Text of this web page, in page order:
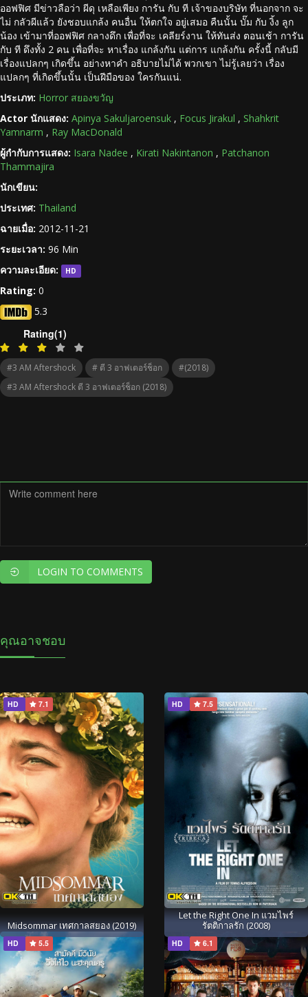
ออฟฟิศ มีข่าวลือว่า ผีดุ เหลือเพียง การัน กับ ที เจ้าของบริษัท ที่นอกจาก จะ
ไม่ กลัวผีแล้ว ยังชอบแกล้ง คนอื่น ให้ตกใจ อยู่เสมอ คืนนั้น บั๊ม กับ งิ้ง ลูก
น้อง เข้ามาที่ออฟฟิศ กลางดึก เพื่อที่จะ เคลียร์งาน ให้ทันส่ง ตอนเช้า การัน
กับ ที ดึงทั้ง 2 คน เพื่อที่จะ หาเรื่อง แกล้งกัน แต่การ แกล้งกัน ครั้งนี้ กลับมี
เรื่องแปลกๆ เกิดขึ้น อย่างหาคำ อธิบายไม่ได้ พวกเขา ไม่รู้เลยว่า เรื่อง
แปลกๆ ที่เกิดขึ้นนั้น เป็นฝีมือของ ใครกันแน่.
ประเภท: Horror สยองขวัญ
Actor นักแสดง: Apinya Sakuljaroensuk , Focus Jirakul , Shahkrit
Yamnarm , Ray MacDonald
ผู้กำกับการแสดง: Isara Nadee , Kirati Nakintanon , Patchanon
Thammajira
นักเขียน:
ประเทศ: Thailand
ฉายเมื่อ: 2012-11-21
ระยะเวลา: 96 Min
ความละเอียด:
HD
Rating: 0
5.3
Rating(1)
#3 AM Aftershock # ตี 3 อาฟเตอร์ช็อก
#(2018)
#3 AM Aftershock ตี 3 อาฟเตอร์ช็อก (2018)
LOGIN TO COMMENTS
คุณอาจชอบ
HD 7.1
Midsommar เทศกาลสยอง (2019)
HD 7.5
Let the Right One In แวมไพร์
รัตติกาลรัก (2008)
HD 5.5 HD 6.1